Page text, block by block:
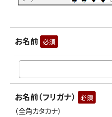
お名前 必須
お名前（フリガナ） 必須
（全角カタカナ）